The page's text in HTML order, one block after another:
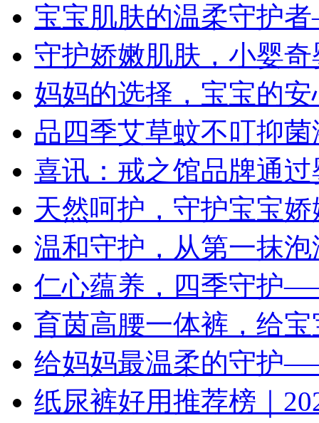
宝宝肌肤的温柔守护
守护娇嫩肌肤，小婴
妈妈的选择，宝宝的
品四季艾草蚊不叮抑
喜讯：戒之馆品牌通
天然呵护，守护宝宝
温和守护，从第一抹
仁心蕴养，四季守护
育茵高腰一体裤，给
给妈妈最温柔的守护
纸尿裤好用推荐榜｜